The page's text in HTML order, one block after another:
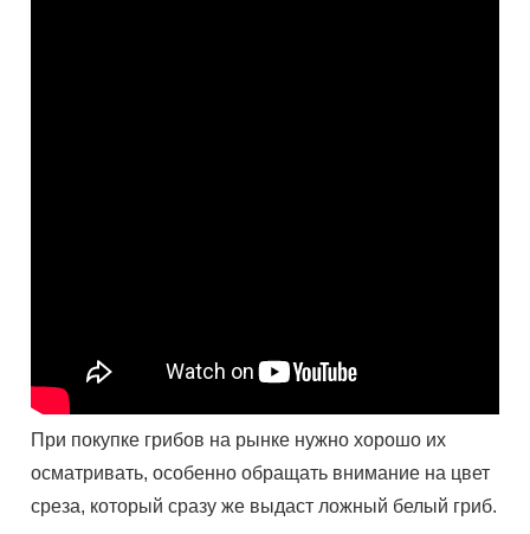
При покупке грибов на рынке нужно хорошо их
осматривать, особенно обращать внимание на цвет
среза, который сразу же выдаст ложный белый гриб.